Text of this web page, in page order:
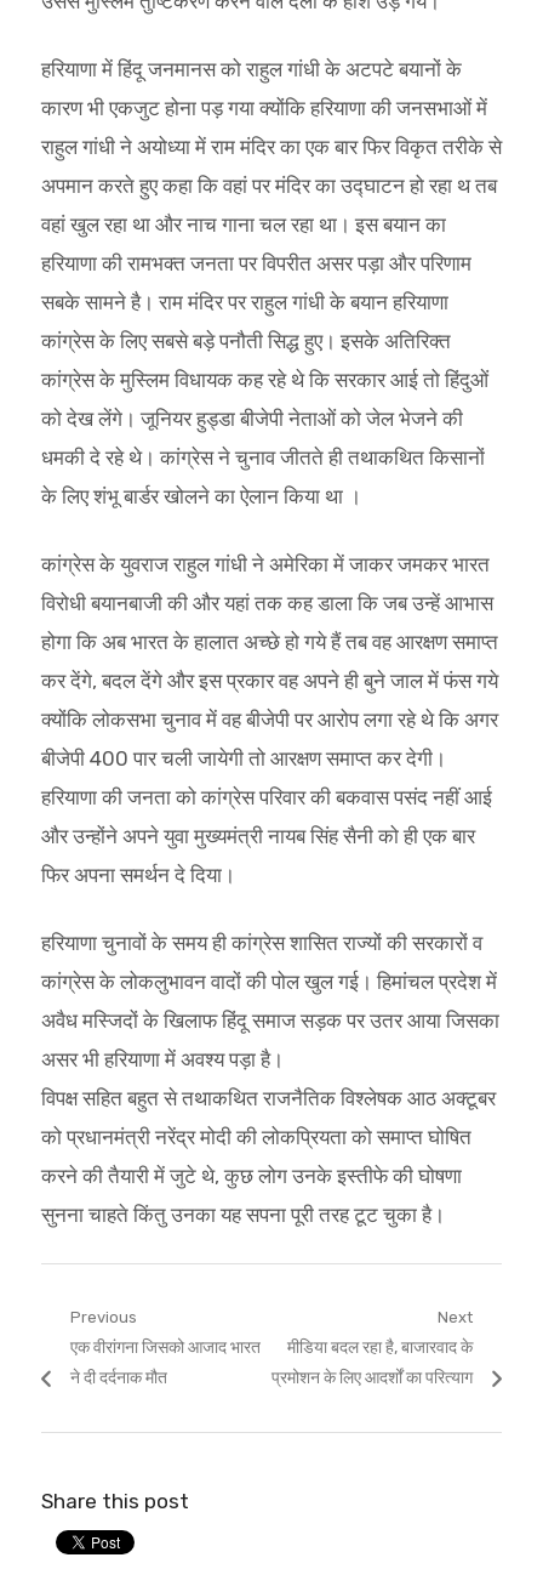
हरियाणा में हिंदू जनमानस को राहुल गांधी के अटपटे बयानों के
कारण भी एकजुट होना पड़ गया क्योंकि हरियाणा की जनसभाओं में
राहुल गांधी ने अयोध्या में राम मंदिर का एक बार फिर विकृत तरीके से
अपमान करते हुए कहा कि वहां पर मंदिर का उद्घाटन हो रहा थ तब
वहां खुल रहा था और नाच गाना चल रहा था। इस बयान का
हरियाणा की रामभक्त जनता पर विपरीत असर पड़ा और परिणाम
सबके सामने है। राम मंदिर पर राहुल गांधी के बयान हरियाणा
कांग्रेस के लिए सबसे बड़े पनौती सिद्ध हुए। इसके अतिरिक्त
कांग्रेस के मुस्लिम विधायक कह रहे थे कि सरकार आई तो हिंदुओं
को देख लेंगे। जूनियर हुड्डा बीजेपी नेताओं को जेल भेजने की
धमकी दे रहे थे। कांग्रेस ने चुनाव जीतते ही तथाकथित किसानों
के लिए शंभू बार्डर खोलने का ऐलान किया था ।
कांग्रेस के युवराज राहुल गांधी ने अमेरिका में जाकर जमकर भारत
विरोधी बयानबाजी की और यहां तक कह डाला कि जब उन्हें आभास
होगा कि अब भारत के हालात अच्छे हो गये हैं तब वह आरक्षण समाप्त
कर देंगे, बदल देंगे और इस प्रकार वह अपने ही बुने जाल में फंस गये
क्योंकि लोकसभा चुनाव में वह बीजेपी पर आरोप लगा रहे थे कि अगर
बीजेपी 400 पार चली जायेगी तो आरक्षण समाप्त कर देगी।
हरियाणा की जनता को कांग्रेस परिवार की बकवास पसंद नहीं आई
और उन्होंने अपने युवा मुख्यमंत्री नायब सिंह सैनी को ही एक बार
फिर अपना समर्थन दे दिया।
हरियाणा चुनावों के समय ही कांग्रेस शासित राज्यों की सरकारों व
कांग्रेस के लोकलुभावन वादों की पोल खुल गई। हिमांचल प्रदेश में
अवैध मस्जिदों के खिलाफ हिंदू समाज सड़क पर उतर आया जिसका
असर भी हरियाणा में अवश्य पड़ा है।
विपक्ष सहित बहुत से तथाकथित राजनैतिक विश्लेषक आठ अक्टूबर
को प्रधानमंत्री नरेंद्र मोदी की लोकप्रियता को समाप्त घोषित
करने की तैयारी में जुटे थे, कुछ लोग उनके इस्तीफे की घोषणा
सुनना चाहते किंतु उनका यह सपना पूरी तरह टूट चुका है।
Post
navigation
Previous
Previous
post:
एक वीरांगना जिसको आजाद भारत
ने दी दर्दनाक मौत
Next
Next
post:
मीडिया बदल रहा है, बाजारवाद के
प्रमोशन के लिए आदर्शों का परित्याग
Share this post